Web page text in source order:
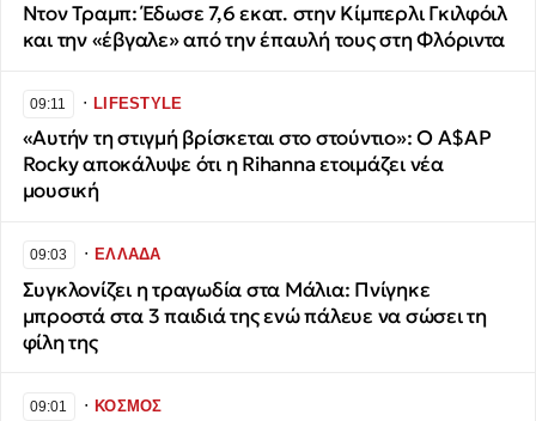
Ντον Τραμπ: Έδωσε 7,6 εκατ. στην Κίμπερλι Γκιλφόιλ
και την «έβγαλε» από την έπαυλή τους στη Φλόριντα
09:11 ∙LIFESTYLE
«Αυτήν τη στιγμή βρίσκεται στο στούντιο»: O A$AP
Rocky αποκάλυψε ότι η Rihanna ετοιμάζει νέα
μουσική
09:03 ∙ΕΛΛΑΔΑ
Συγκλονίζει η τραγωδία στα Μάλια: Πνίγηκε
μπροστά στα 3 παιδιά της ενώ πάλευε να σώσει τη
φίλη της
09:01 ∙ΚΟΣΜΟΣ